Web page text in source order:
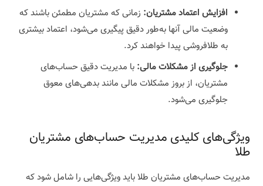
افزایش اعتماد مشتریان: زمانی که مشتریان مطمئن باشند که
وضعیت مالی آنها به‌طور دقیق پیگیری می‌شود، اعتماد بیشتری
به طلافروشی پیدا خواهند کرد.
جلوگیری از مشکلات مالی: با مدیریت دقیق حساب‌های
مشتریان، از بروز مشکلات مالی مانند بدهی‌های معوق
جلوگیری می‌شود.
ویژگی‌های کلیدی مدیریت حساب‌های مشتریان
طلا
مدیریت حساب‌های مشتریان طلا باید ویژگی‌هایی را شامل شود که